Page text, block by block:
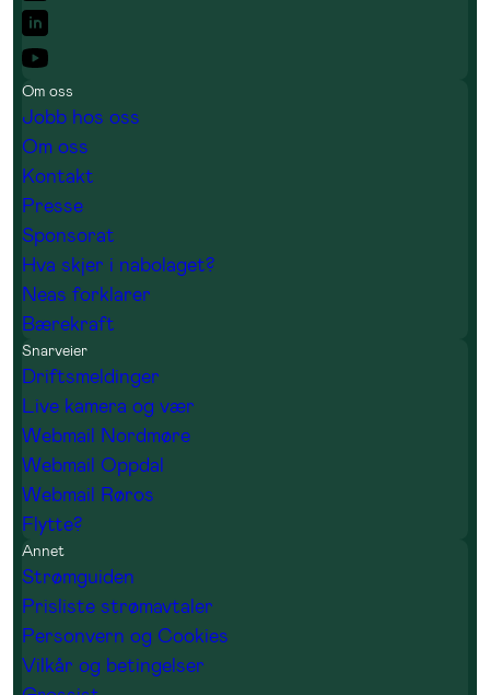
Om oss
Jobb hos oss
Om oss
Kontakt
Presse
Sponsorat
Hva skjer i nabolaget?
Neas forklarer
Bærekraft
Snarveier
Driftsmeldinger
Live kamera og vær
Webmail Nordmøre
Webmail Oppdal
Webmail Røros
Flytte?
Annet
Strømguiden
Prisliste strømavtaler
Personvern og Cookies
Vilkår og betingelser